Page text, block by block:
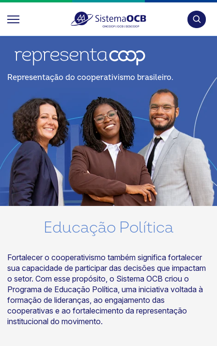
Representação do cooperativismo brasileiro.
Educação Política
Fortalecer o cooperativismo também significa fortalecer
sua capacidade de participar das decisões que impactam
o setor. Com esse propósito, o Sistema OCB criou o
Programa de Educação Política, uma iniciativa voltada à
formação de lideranças, ao engajamento das
cooperativas e ao fortalecimento da representação
institucional do movimento.